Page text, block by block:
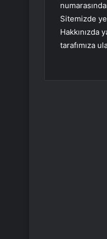
Sitemizde
Hakkınızda
tarafımıza